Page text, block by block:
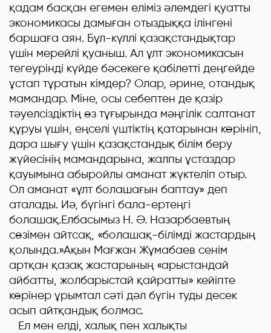
қадам басқан егемен еліміз әлемдегі қуатты
экономикасы дамыған отыздыққа ілінгені
баршаға аян. Бұл-күллі қазақстандықтар
үшін мерейлі қуаныш. Ал ұлт экономикасын
тегеурінді күйде бәсекеге қабілетті деңгейде
ұстап тұратын кімдер? Олар, әрине, отандық
мамандар. Міне, осы себептен де қазір
тәуелсіздіктің өз тұғырында мәңгілік салтанат
құруы үшін, еңселі үштіктің қатарынан көрініп,
дара шығу үшін қазақстандық білім беру
жүйесінің мамандарына, жалпы ұстаздар
қауымына абыройлы аманат жүктеліп отыр.
Ол аманат «ұлт болашағын баптау» деп
аталады. Иә, бүгінгі бала-ертеңгі
болашақ.Елбасымыз Н. Ә. Назарбаевтың
сөзімен айтсақ, «болашақ-білімді жастардың
қолында.»Ақын Мағжан Жұмабаев сенім
артқан қазақ жастарының «арыстандай
айбатты, жолбарыстай қайратты» кейіпте
көрінер ұрымтал сәті дәл бүгін туды десек
асып айтқандық болмас.
Ел мен елді, халық пен халықты